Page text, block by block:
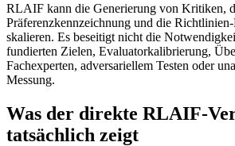
RLAIF kann die Generierung von Kritiken,
Präferenzkennzeichnung und die
skalieren. Es beseitigt nicht die
fundierten Zielen, Evaluatorkalibrierung,
Fachexperten, adversariellem Testen oder
Messung.
Was der direkte RLAIF-
tatsächlich zeigt